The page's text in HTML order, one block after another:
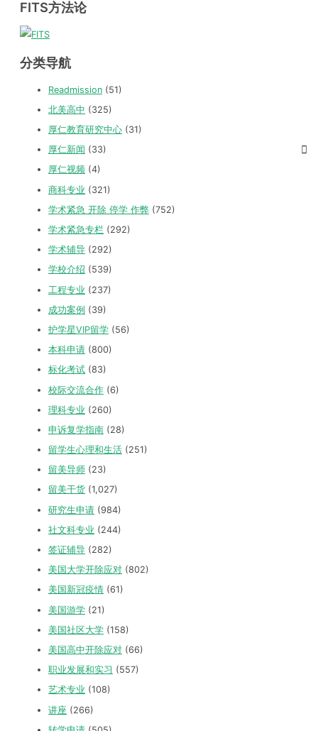
FITS方法论
分类导航
Readmission (51)
北美高中 (325)
厚仁教育研究中心 (31)
厚仁新闻 (33)
厚仁视频 (4)
商科专业 (321)
学术紧急 开除 停学 作弊 (752)
学术紧急专栏 (292)
学术辅导 (292)
学校介绍 (539)
工程专业 (237)
成功案例 (39)
护学星VIP留学 (56)
本科申请 (800)
标化考试 (83)
校际交流合作 (6)
理科专业 (260)
申诉复学指南 (28)
留学生心理和生活 (251)
留美导师 (23)
留美干货 (1,027)
研究生申请 (984)
社文科专业 (244)
签证辅导 (282)
美国大学开除应对 (802)
美国新冠疫情 (61)
美国游学 (21)
美国社区大学 (158)
美国高中开除应对 (66)
职业发展和实习 (557)
艺术专业 (108)
讲座 (266)